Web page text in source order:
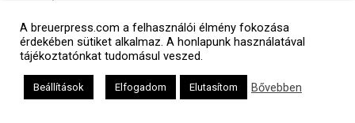
A breuerpress.com a felhasználói élmény fokozása
érdekében sütiket alkalmaz. A honlapunk használatával
tájékoztatónkat tudomásul veszed.
Beállítások Elfogadom Elutasítom Bővebben